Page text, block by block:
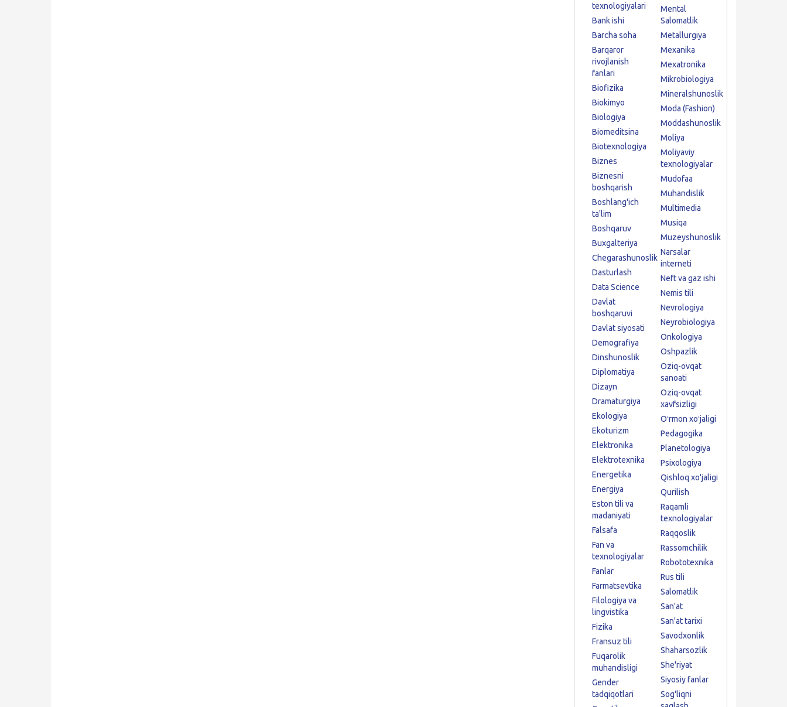
texnologiyalari
Bank ishi
Barcha soha
Barqaror
rivojlanish
fanlari
Biofizika
Biokimyo
Biologiya
Biomeditsina
Biotexnologiya
Biznes
Biznesni
boshqarish
Boshlang'ich
ta'lim
Boshqaruv
Buxgalteriya
Chegarashunoslik
Dasturlash
Data Science
Davlat
boshqaruvi
Davlat siyosati
Demografiya
Dinshunoslik
Diplomatiya
Dizayn
Dramaturgiya
Ekologiya
Ekoturizm
Elektronika
Elektrotexnika
Energetika
Energiya
Eston tili va
madaniyati
Falsafa
Fan va
texnologiyalar
Fanlar
Farmatsevtika
Filologiya va
lingvistika
Fizika
Fransuz tili
Fuqarolik
muhandisligi
Gender
tadqiqotlari
Mental
Salomatlik
Metallurgiya
Mexanika
Mexatronika
Mikrobiologiya
Mineralshunoslik
Moda (Fashion)
Moddashunoslik
Moliya
Moliyaviy
texnologiyalar
Mudofaa
Muhandislik
Multimedia
Musiqa
Muzeyshunoslik
Narsalar
interneti
Neft va gaz ishi
Nemis tili
Nevrologiya
Neyrobiologiya
Onkologiya
Oshpazlik
Oziq-ovqat
sanoati
Oziq-ovqat
xavfsizligi
Oʻrmon xoʻjaligi
Pedagogika
Planetologiya
Psixologiya
Qishloq xo'jaligi
Qurilish
Raqamli
texnologiyalar
Raqqoslik
Rassomchilik
Robototexnika
Rus tili
Salomatlik
San'at
San'at tarixi
Savodxonlik
Shaharsozlik
She'riyat
Siyosiy fanlar
Sog'liqni